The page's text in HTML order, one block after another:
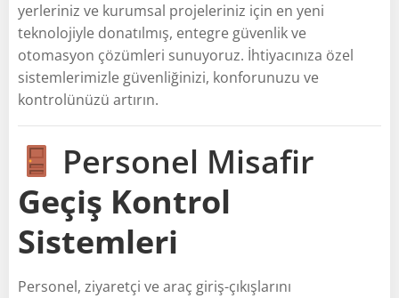
yerleriniz ve kurumsal projeleriniz için en yeni
teknolojiyle donatılmış, entegre güvenlik ve
otomasyon çözümleri sunuyoruz. İhtiyacınıza özel
sistemlerimizle güvenliğinizi, konforunuzu ve
kontrolünüzü artırın.
Personel Misafir
Geçiş Kontrol
Sistemleri
Personel, ziyaretçi ve araç giriş-çıkışlarını